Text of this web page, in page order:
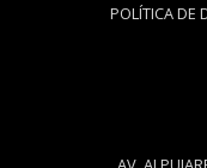
POLÍTICA DE